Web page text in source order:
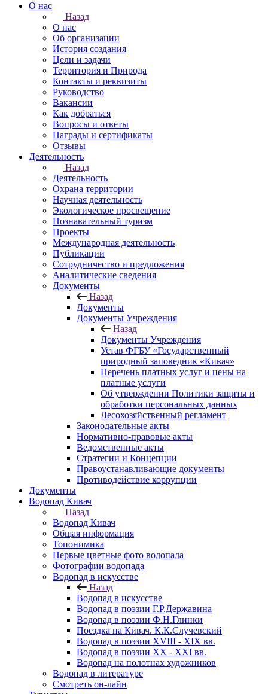
О нас
Назад
О нас
Об организации
История создания
Цели и задачи
Территория и Природа
Контакты и реквизиты
Руководство
Вакансии
Как добраться
Вопросы и ответы
Награды и сертификаты
Отзывы
Деятельность
Назад
Деятельность
Охрана территории
Научная деятельность
Экологическое просвещение
Познавательный туризм
Проекты
Международная деятельность
Публикации
Сотрудничество и предложения
Аналитические сведения
Документы
Назад
Документы
Документы Учреждения
Назад
Документы Учреждения
Устав ФГБУ «Государственный
природный заповедник «Кивач»
Перечень платных услуг и цены на
платные услуги
Об утверждении Политики защиты и
обработки персональных данных
Лесохозяйственный регламент
Законодательные акты
Нормативно-правовые акты
Ведомственные акты
Стратегии и Концепции
Правоустанавливающие документы
Противодействие коррупции
Документы
Водопад Кивач
Назад
Водопад Кивач
Общая информация
Топонимика
Первые цветные фото водопада
Фотографии водопада
Водопад в искусстве
Назад
Водопад в искусстве
Водопад в поэзии Г.Р.Державина
Водопад в поэзии Ф.Н.Глинки
Поездка на Кивач. К.К.Случевский
Водопад в поэзии XVIII - XIX вв.
Водопад в поэзии XX - XXI вв.
Водопад на полотнах художников
Водопад в литературе
Смотреть он-лайн